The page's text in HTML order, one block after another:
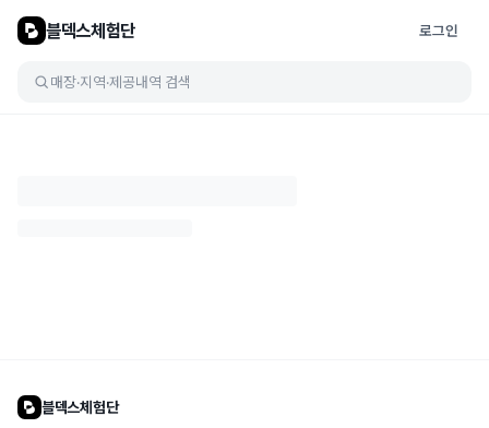
블덱스체험단 로그인
매장·지역·제공내역 검색
블덱스체험단